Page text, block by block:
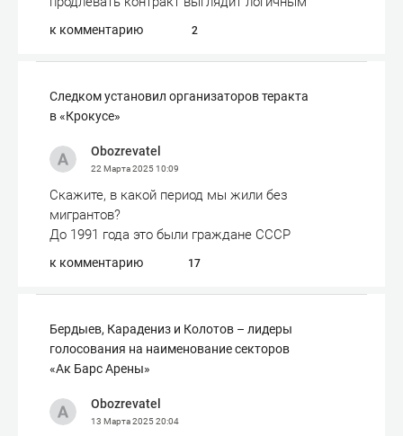
к комментарию 2
Следком установил организаторов теракта
в «Крокусе»
Obozrevatel
22 Марта 202510:09
Скажите, в какой период мы жили без
мигрантов?
До 1991 года это были граждане СССР
к комментарию 17
Бердыев, Карадениз и Колотов – лидеры
голосования на наименование секторов
«Ак Барс Арены»
Obozrevatel
13 Марта 202520:04